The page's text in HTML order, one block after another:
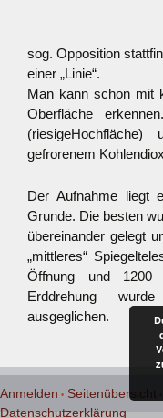
sog. Opposition
einer „Linie“.
Man kann schon mit
Oberfläche
gefrorenem
Der Aufnahme liegt
Grunde. Die besten
übereinander gelegt
„mittleres“
Öffnung und 1200
Erddrehung
ausgeglichen.
Anmelden Seitenübersicht
Datenschutzerklärung